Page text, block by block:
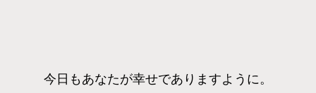
今日もあなたが幸せでありますように。